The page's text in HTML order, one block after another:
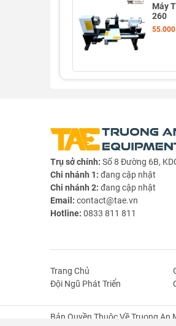
Máy
260
Trụ sở chính: Số 8 Đường 6B,
Chi nhánh 1: đang cập nhật
Chi nhánh 2: đang cập nhật
Email: contact@tae.vn
Hotline: 0833 811 811
Trang Chủ
Đội Ngũ Phát Triển
Bản Quyền Thuộc Về Truong An